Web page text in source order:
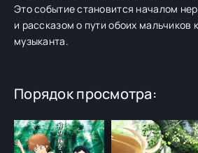
Это событие становится началом
и рассказом о пути обоих мальчиков
музыканта.
Порядок просмотра: